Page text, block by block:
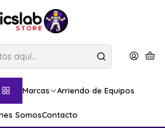
Marcas Arriendo de Equipos
SomosContacto